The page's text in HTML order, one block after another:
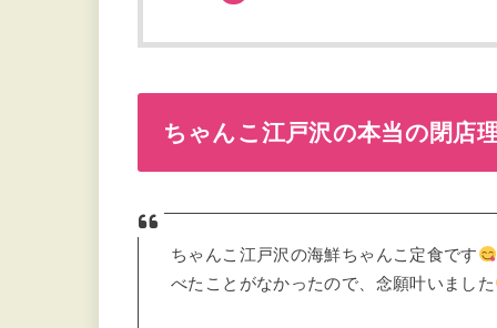
ちゃんこ江戸沢の本当の閉店
ちゃんこ江戸沢の海鮮ちゃんこ定食です
べたことがなかったので、念願叶いました